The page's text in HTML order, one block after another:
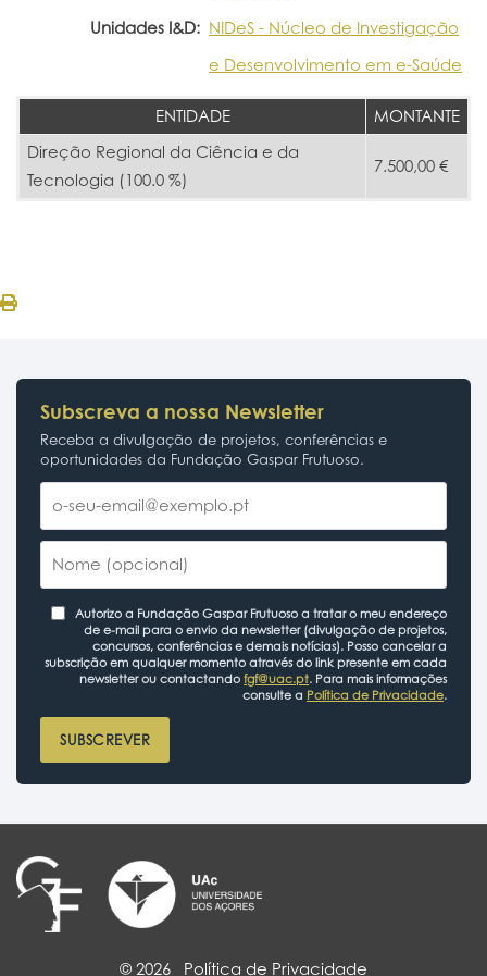
Unidades I&D: NIDeS - Núcleo de Investigação
e Desenvolvimento em e-Saúde
ENTIDADE
MONTANTE
Direção Regional da Ciência e da
Tecnologia (100.0 %)
7.500,00 €
Subscreva a nossa Newsletter
Receba a divulgação de projetos, conferências e
oportunidades da Fundação Gaspar Frutuoso.
Autorizo a Fundação Gaspar Frutuoso a tratar o meu endereço
de e-mail para o envio da newsletter (divulgação de projetos,
concursos, conferências e demais notícias). Posso cancelar a
subscrição em qualquer momento através do link presente em cada
newsletter ou contactando fgf@uac.pt. Para mais informações
consulte a Política de Privacidade.
SUBSCREVER
© 2026 Política de Privacidade